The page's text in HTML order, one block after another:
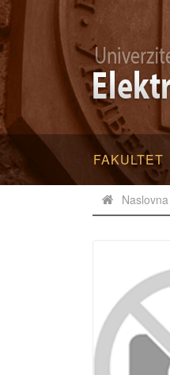
FAKULTET
Naslovna